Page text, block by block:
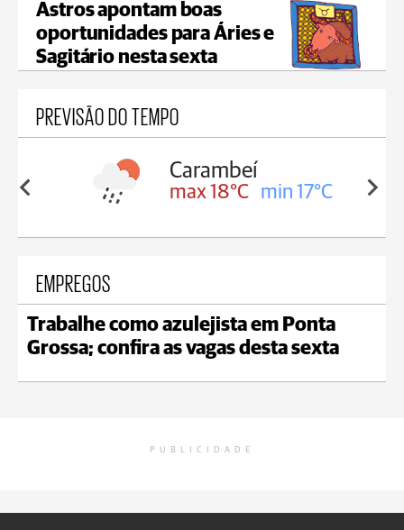
Astros apontam boas
oportunidades para Áries e
Sagitário nesta sexta
PREVISÃO DO TEMPO
Carambeí
max 18°C min 17°C max 19°C
EMPREGOS
Trabalhe como azulejista em Ponta
Grossa; confira as vagas desta sexta
PUBLICIDADE